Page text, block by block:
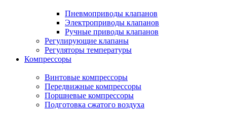
Пневмоприводы клапанов
Электроприводы клапанов
Ручные приводы клапанов
Регулирующие клапаны
Регуляторы температуры
Компрессоры
Винтовые компрессоры
Передвижные компрессоры
Поршневые компрессоры
Подготовка сжатого воздуха